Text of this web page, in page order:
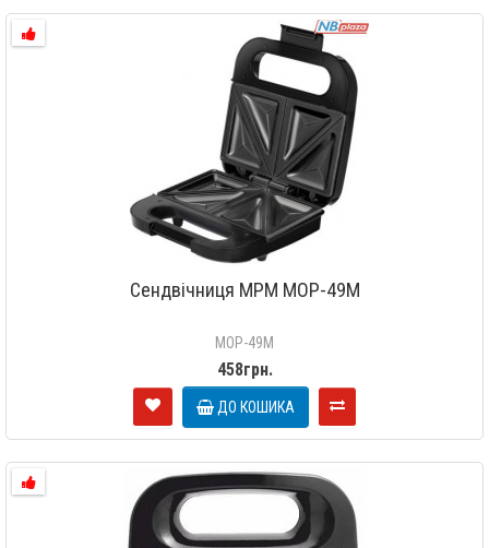
Сендвічниця MPM MOP-49M
MOP-49M
458грн.
ДО КОШИКА